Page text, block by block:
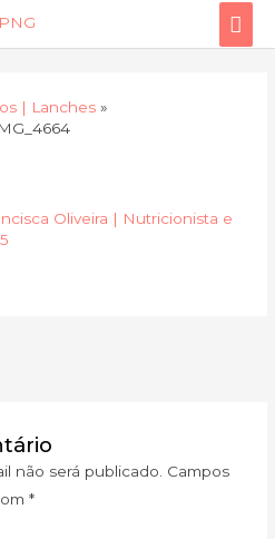
| Lanches
Oliveira | Nutricionista e
não será publicado. Campos
*